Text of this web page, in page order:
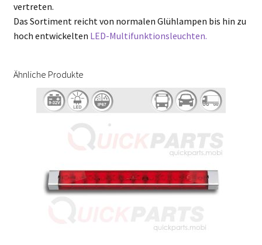
vertreten.
Das Sortiment reicht von normalen Glühlampen bis hin zu
hoch entwickelten LED-Multifunktionsleuchten.
Ähnliche Produkte